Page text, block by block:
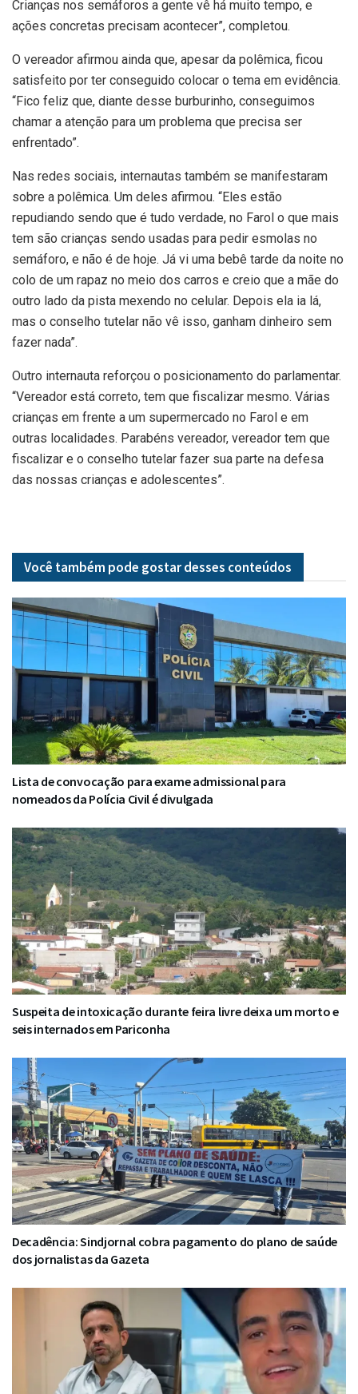
Crianças nos semáforos a gente vê há muito tempo, e
ações concretas precisam acontecer”, completou.
O vereador afirmou ainda que, apesar da polêmica, ficou
satisfeito por ter conseguido colocar o tema em evidência.
“Fico feliz que, diante desse burburinho, conseguimos
chamar a atenção para um problema que precisa ser
enfrentado”.
Nas redes sociais, internautas também se manifestaram
sobre a polêmica. Um deles afirmou. “Eles estão
repudiando sendo que é tudo verdade, no Farol o que mais
tem são crianças sendo usadas para pedir esmolas no
semáforo, e não é de hoje. Já vi uma bebê tarde da noite no
colo de um rapaz no meio dos carros e creio que a mãe do
outro lado da pista mexendo no celular. Depois ela ia lá,
mas o conselho tutelar não vê isso, ganham dinheiro sem
fazer nada”.
Outro internauta reforçou o posicionamento do parlamentar.
“Vereador está correto, tem que fiscalizar mesmo. Várias
crianças em frente a um supermercado no Farol e em
outras localidades. Parabéns vereador, vereador tem que
fiscalizar e o conselho tutelar fazer sua parte na defesa
das nossas crianças e adolescentes”.
Você também pode gostar desses conteúdos
Lista de convocação para exame admissional para
nomeados da Polícia Civil é divulgada
Suspeita de intoxicação durante feira livre deixa um morto e
seis internados em Pariconha
Decadência: Sindjornal cobra pagamento do plano de saúde
dos jornalistas da Gazeta